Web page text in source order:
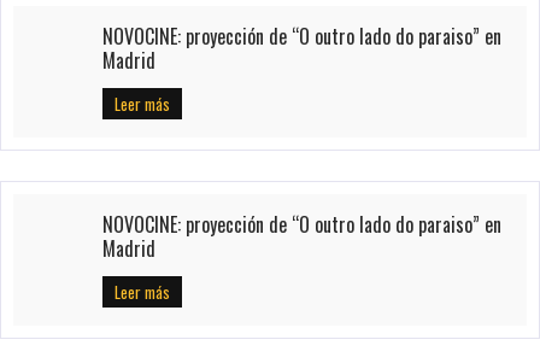
NOVOCINE: proyección de “O outro lado do paraiso” en
Madrid
Leer más
NOVOCINE: proyección de “O outro lado do paraiso” en
Madrid
Leer más